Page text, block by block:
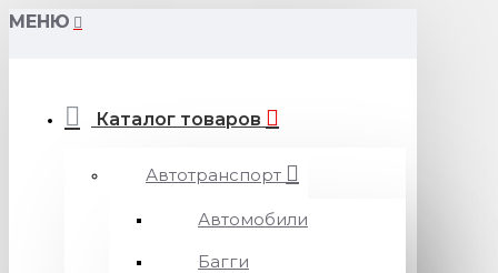
МЕНЮ
Каталог товаров
Автотранспорт
Автомобили
Багги